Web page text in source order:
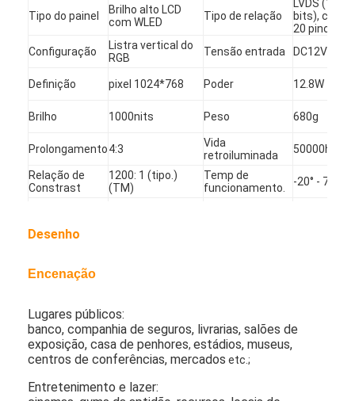
Vídeos
Sobre nós
Conversar Agora
tela tomada partido dobro do lcd
Tipo do painel
Brilho alto LCD
com WLED
Tipo de relação
LVDS (1 ch,
bits),
20 pinos
Configuração
Listra vertical do
RGB
Tensão entrada DC12V
Definição pixel 1024*768 Poder 12.8W
Brilho 1000nits Peso 680g
Prolongamento4:3
Vida
retroiluminada
50000hours
Relação de
Constrast
1200: 1 (tipo.)
(TM)
Temp de
funcionamento.
-20° - 70°C
Desenho
Encenação
Lugares públicos:
banco, companhia de seguros, livrarias, salões de
exposição, casa de penhores,estádios, museus,
centros de conferências, mercados etc.;
Entretenimento e lazer: